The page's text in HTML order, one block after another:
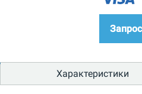
Характеристики